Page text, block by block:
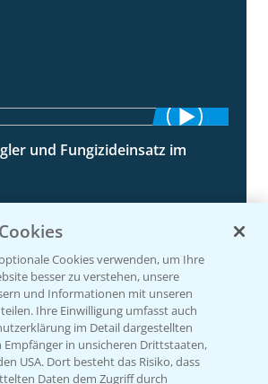
1:23
und Fungizideinsatz im
Cookies verwenden, um Ihre
besser zu verstehen, unsere
und Informationen mit unseren
Ihre Einwilligung umfasst auch
im Detail dargestellten
in unsicheren Drittstaaten,
USA. Dort besteht das Risiko, dass
Daten dem Zugriff durch